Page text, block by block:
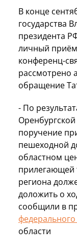
В конце
государства
президента
личный
конференц-
рассмотрено
обращение
- По
поручение
пешеходной
областном
прилегающей
региона
доложить о
сообщили в
области